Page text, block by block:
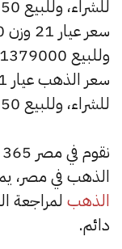
للشراء، وللبيع 1034250 جنيه.
وللبيع 1379000 جنيه.
للشراء، وللبيع 1723750 جنيه.
الذهب في مصر،
الذهب لمراجعة
دائم.